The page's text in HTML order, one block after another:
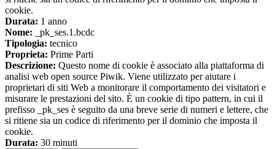
cookie.
Durata: 1 anno
Nome: _pk_ses.1.bcdc
Tipologia: tecnico
Proprieta: Prime Parti
Descrizione: Questo nome di cookie è associato alla piattaforma di
analisi web open source Piwik. Viene utilizzato per aiutare i
proprietari di siti Web a monitorare il comportamento dei visitatori e
misurare le prestazioni del sito. È un cookie di tipo pattern, in cui il
prefisso _pk_ses è seguito da una breve serie di numeri e lettere, che
si ritiene sia un codice di riferimento per il dominio che imposta il
cookie.
Durata: 30 minuti